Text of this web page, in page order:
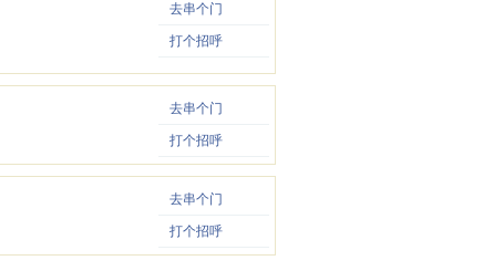
去串个门
打个招呼
去串个门
打个招呼
去串个门
打个招呼